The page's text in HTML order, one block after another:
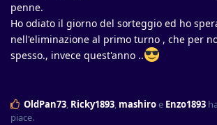
penne.
Ho odiato il giorno del sorteggio ed ho
nell'eliminazione al primo turno , che per
spesso., invece quest'anno ..
OldPan73, Ricky1893, mashiroe Enzo1893
piace.